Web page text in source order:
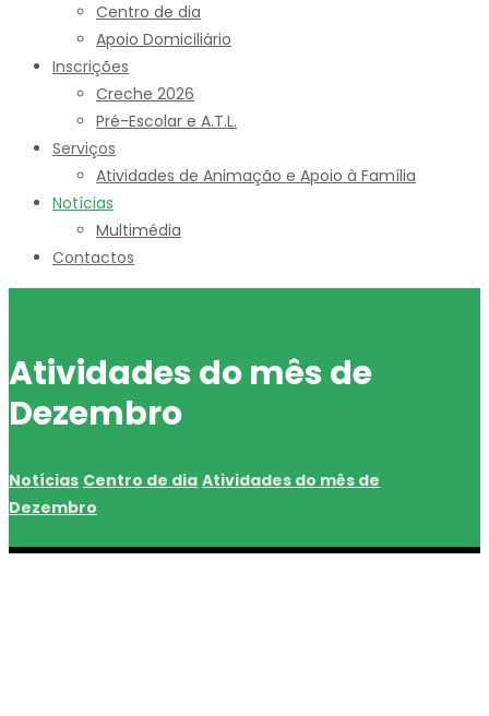
Centro de dia
Apoio Domiciliário
Inscrições
Creche 2026
Pré-Escolar e A.T.L.
Serviços
Atividades de Animação e Apoio à Família
Notícias
Multimédia
Contactos
Atividades do mês de
Dezembro
Notícias Centro de dia Atividades do mês de
Dezembro